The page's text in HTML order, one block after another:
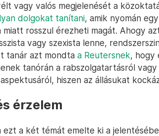
vagy valós megjelenését a
dolgokat tanítani, amik nyomán
rosszul érezheti magát. Ahogy
vagy szexista lenne,
tanár azt mondta a Reutersnek, hogy
tanórán a rabszolgatartásról
hiszen az állásukat
érzelem
ezt a két témát emelte ki a